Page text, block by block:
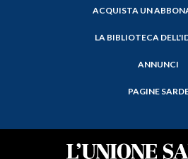
ACQUISTA UN
LA BIBLIOTECA
ANNUNCI
PAGINE